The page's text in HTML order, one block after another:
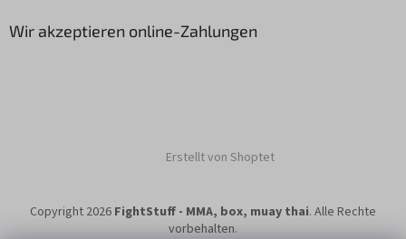
Wir akzeptieren online-Zahlungen
Erstellt von Shoptet
Copyright 2026 FightStuff - MMA, box, muay thai. Alle Rechte
vorbehalten.